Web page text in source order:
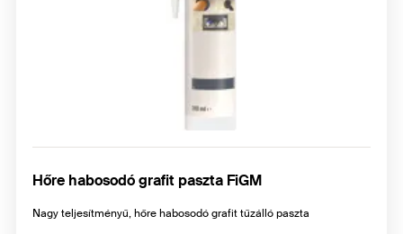
Hőre habosodó grafit paszta FiGM
Nagy teljesítményű, hőre habosodó grafit tűzálló paszta